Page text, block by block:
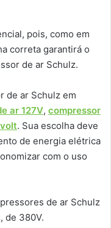
pois, como em
correta garantirá o
de ar Schulz.
de ar Schulz em
ar 127V, compressor
. Sua escolha deve
de energia elétrica
com o uso
de ar Schulz
de 380V.